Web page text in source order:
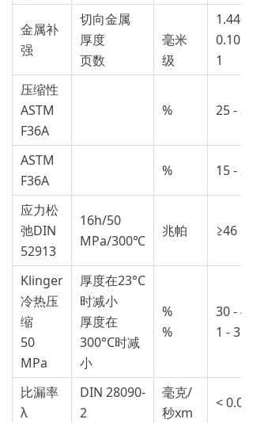
金属补
强
切向金属
厚度
页数
毫米
级
1.4401
0.10
1
压缩性
ASTM
F36A
% 25 - 35
ASTM
F36A
% 15 - 20
应力松
弛DIN
52913
16h/50
MPa/300℃
兆帕 ≥46
Klinger
冷热压
缩
50
MPa
厚度在23°C
时减小
厚度在
300°C时减
小
%
%
30 - 40
1 - 3
比漏率
λ
DIN 28090-
2
毫克/
秒xm
< 0.06